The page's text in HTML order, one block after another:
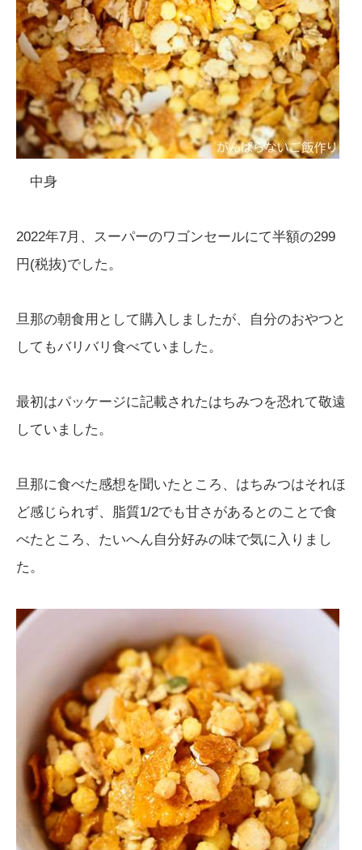
中身
2022年7月、スーパーのワゴンセールにて半額の299
円(税抜)でした。
旦那の朝食用として購入しましたが、自分のおやつと
してもバリバリ食べていました。
最初はパッケージに記載されたはちみつを恐れて敬遠
していました。
旦那に食べた感想を聞いたところ、はちみつはそれほ
ど感じられず、脂質1/2でも甘さがあるとのことで食
べたところ、たいへん自分好みの味で気に入りまし
た。